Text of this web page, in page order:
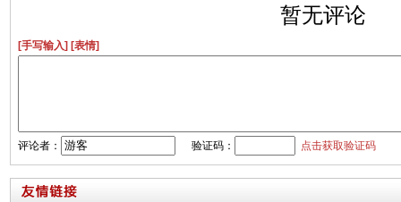
暂无评论
[手写输入] [表情]
评论者： 验证码： 点击获取验证码